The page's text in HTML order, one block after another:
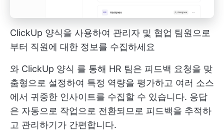
ClickUp 양식을 사용하여 관리자 및 협업 팀원으로
부터 직원에 대한 정보를 수집하세요
와 ClickUp 양식 를 통해 HR 팀은 피드백 요청을 맞
춤형으로 설정하여 특정 역량을 평가하고 여러 소스
에서 귀중한 인사이트를 수집할 수 있습니다. 응답
은 자동으로 작업으로 전환되므로 피드백을 추적하
고 관리하기가 간편합니다.